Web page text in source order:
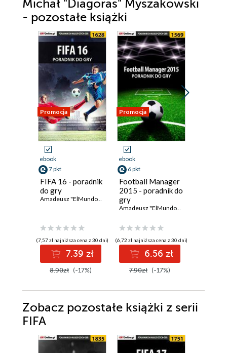
Michał "Diagoras" Myszakowski
- pozostałe książki
Promocja
ebook
7 pkt
FIFA 16 - poradnik
do gry
Amadeusz "ElMundo" Cyganek
(7,57 zł najniższa cena z 30 dni)
7.39 zł
8.90zł (-17%)
Promocja
ebook
6 pkt
Football Manager
2015 - poradnik do
gry
Amadeusz "ElMundo" Cyganek
(6,72 zł najniższa cena z 30 dni)
6.56 zł
7.90zł (-17%)
Zobacz pozostałe książki z serii
FIFA